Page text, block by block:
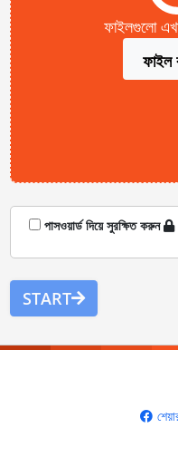
ফাইলগুলো
ফাইল
পাসওয়ার্ড দিয়ে সুরক্ষিত করুন
START